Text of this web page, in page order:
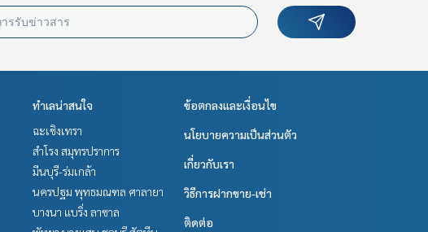
ทำเลน่าสนใจ
ฉะเชิงเทรา
สำโรง สมุทรปราการ
มีนบุรี-ร่มเกล้า
นครปฐม พุทธมณฑล ศาลายา
บางนา แบริ่ง ลาซาล
ข้อตกลงและเงื่อนไข
นโยบายความเป็นส่วนตัว
เกี่ยวกับเรา
วิธีการฝากขาย-เช่า
ติดต่อ